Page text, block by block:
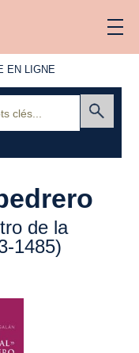
EN LIGNE
de la
1485)